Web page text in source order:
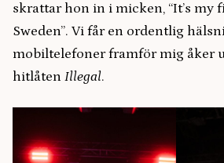
skrattar hon in i micken, “It’s my
Sweden”. Vi får en ordentlig
mobiltelefoner framför mig åker
hitlåten Illegal.